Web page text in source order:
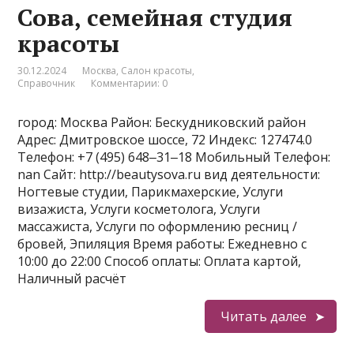
Сова, семейная студия
красоты
30.12.2024 Москва, Салон красоты,
Справочник
Комментарии: 0
город: Москва Район: Бескудниковский район
Адрес: Дмитровское шоссе, 72 Индекс: 127474.0
Телефон: +7 (495) 648‒31‒18 Мобильный Телефон:
nan Сайт: http://beautysova.ru вид деятельности:
Ногтевые студии, Парикмахерские, Услуги
визажиста, Услуги косметолога, Услуги
массажиста, Услуги по оформлению ресниц /
бровей, Эпиляция Время работы: Ежедневно с
10:00 до 22:00 Способ оплаты: Оплата картой,
Наличный расчёт
Читать далее